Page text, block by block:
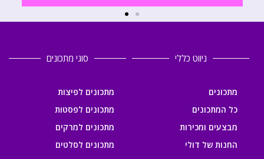
ניווט כללי
מתכונים
כל המתכונים
מבצעים ומכירות
החנות של דולי
סוגי מתכונים
מתכונים לפיצות
מתכונים לפסטות
מתכונים למרקים
מתכונים לסלטים